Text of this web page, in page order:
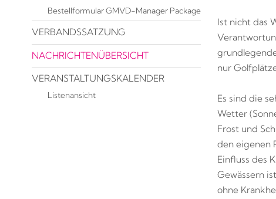
Ist nicht das
nur
Es sind die
Wetter
Frost und
den eigenen
Einfluss des
Gewässern
ohne
Bestellformular GMVD-Manager Package
VERBANDSSATZUNG
NACHRICHTENÜBERSICHT
VERANSTALTUNGSKALENDER
Listenansicht